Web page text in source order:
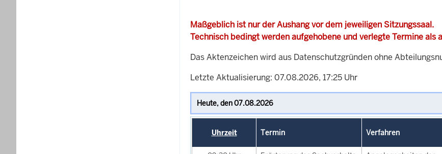
Maßgeblich ist nur der Aushang vor dem jeweiligen Sitzungssaal.
Technisch bedingt werden aufgehobene und verlegte Termine als
Das Aktenzeichen wird aus Datenschutzgründen ohne
Letzte Aktualisierung: 07.08.2026, 17:25 Uhr
Uhrzeit Termin Verfahren